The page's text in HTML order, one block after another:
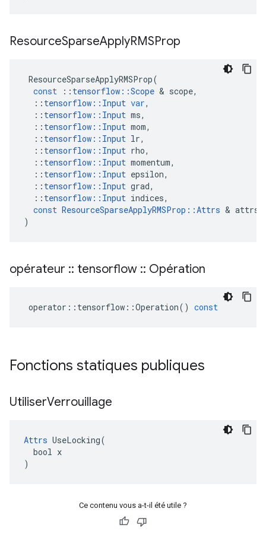
ResourceSparseApplyRMSProp
ResourceSparseApplyRMSProp(
const
:: tensorflow ::Scope & scope,
:: tensorflow :: Input var,
:: tensorflow :: Input ms,
:: tensorflow :: Input mom,
:: tensorflow :: Input lr,
:: tensorflow :: Input rho,
:: tensorflow :: Input momentum,
:: tensorflow :: Input epsilon,
:: tensorflow :: Input grad,
:: tensorflow :: Input indices,
const ResourceSparseApplyRMSProp ::Attrs & attrs
)
opérateur :: tensorflow :: Opération
operator :: tensorflow ::Operation() const
Fonctions statiques publiques
UtiliserVerrouillage
Attrs UseLocking(
  bool x
)
Ce contenu vous a-t-il été utile ?